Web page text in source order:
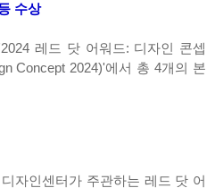
수상
레드 닷 어워드: 디자인 콘셉
Concept 2024)'에서 총 4개의 본
자인센터가 주관하는 레드 닷 어